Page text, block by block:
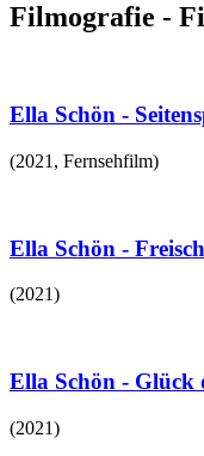
Filmografie -
Ella Schön -
(2021 , Fernsehfilm)
Ella Schön -
(2021)
Ella Schön - Glück
(2021)